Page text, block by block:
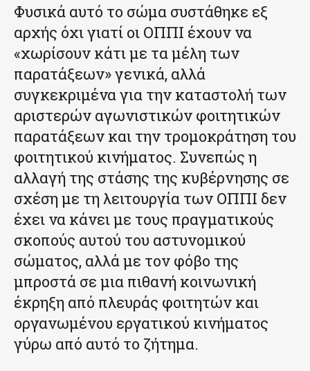
Φυσικά αυτό το σώμα συστάθηκε εξ
αρχής όχι γιατί οι ΟΠΠΙ έχουν να
«χωρίσουν κάτι με τα μέλη των
παρατάξεων» γενικά, αλλά
συγκεκριμένα για την καταστολή των
αριστερών αγωνιστικών φοιτητικών
παρατάξεων και την τρομοκράτηση του
φοιτητικού κινήματος. Συνεπώς η
αλλαγή της στάσης της κυβέρνησης σε
σχέση με τη λειτουργία των ΟΠΠΙ δεν
έχει να κάνει με τους πραγματικούς
σκοπούς αυτού του αστυνομικού
σώματος, αλλά με τον φόβο της
μπροστά σε μια πιθανή κοινωνική
έκρηξη από πλευράς φοιτητών και
οργανωμένου εργατικού κινήματος
γύρω από αυτό το ζήτημα.